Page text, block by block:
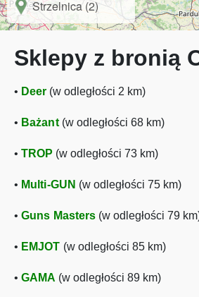
Strzelnica (2)
Sklepy z bronią
• Deer (w odległości 2 km)
• Bażant(w odległości 68 km)
• TROP (w odległości 73 km)
• Multi-GUN (w odległości 75 km)
• Guns Masters (w odległości 79
• EMJOT (w odległości 85 km)
• GAMA (w odległości 89 km)